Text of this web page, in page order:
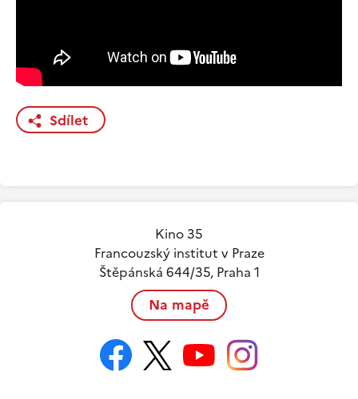
Sdílet
Kino 35
Francouzský institut v Praze
Štěpánská 644/35, Praha 1
Na mapě